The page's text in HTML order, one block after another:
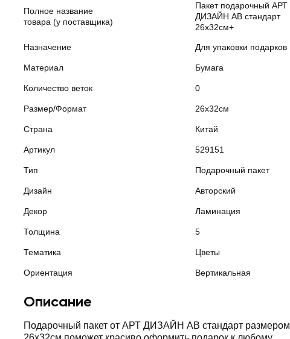
Полное название
товара (у поставщика)
Пакет подарочный АРТ
ДИЗАЙН АВ стандарт
26х32см+
Назначение Для упаковки подарков
Материал Бумага
Количество веток 0
Размер/Формат 26х32см
Страна Китай
Артикул 529151
Тип Подарочный пакет
Дизайн Авторский
Декор Ламинация
Толщина 5
Тематика Цветы
Ориентация Вертикальная
Описание
Подарочный пакет от АРТ ДИЗАЙН АВ стандарт размером